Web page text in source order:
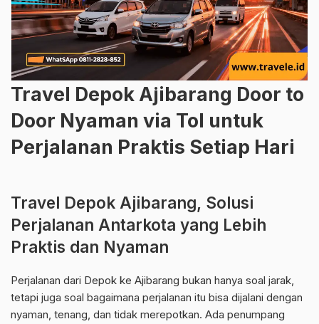
Travel Depok Ajibarang Door to
Door Nyaman via Tol untuk
Perjalanan Praktis Setiap Hari
Travel Depok Ajibarang, Solusi
Perjalanan Antarkota yang Lebih
Praktis dan Nyaman
Perjalanan dari Depok ke Ajibarang bukan hanya soal jarak,
tetapi juga soal bagaimana perjalanan itu bisa dijalani dengan
nyaman, tenang, dan tidak merepotkan. Ada penumpang